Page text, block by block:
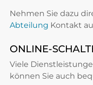
Nehmen Sie dazu
Abteilung Kontakt
ONLINE-
Viele
können Sie auch